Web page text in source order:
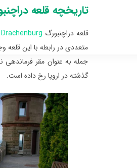
تاریخچه قلعه
قلعه دراچنبورگ
متعددی در رابطه با این قلعه
جمله به عنوان مقر
گذشته در اروپا رخ داده است.